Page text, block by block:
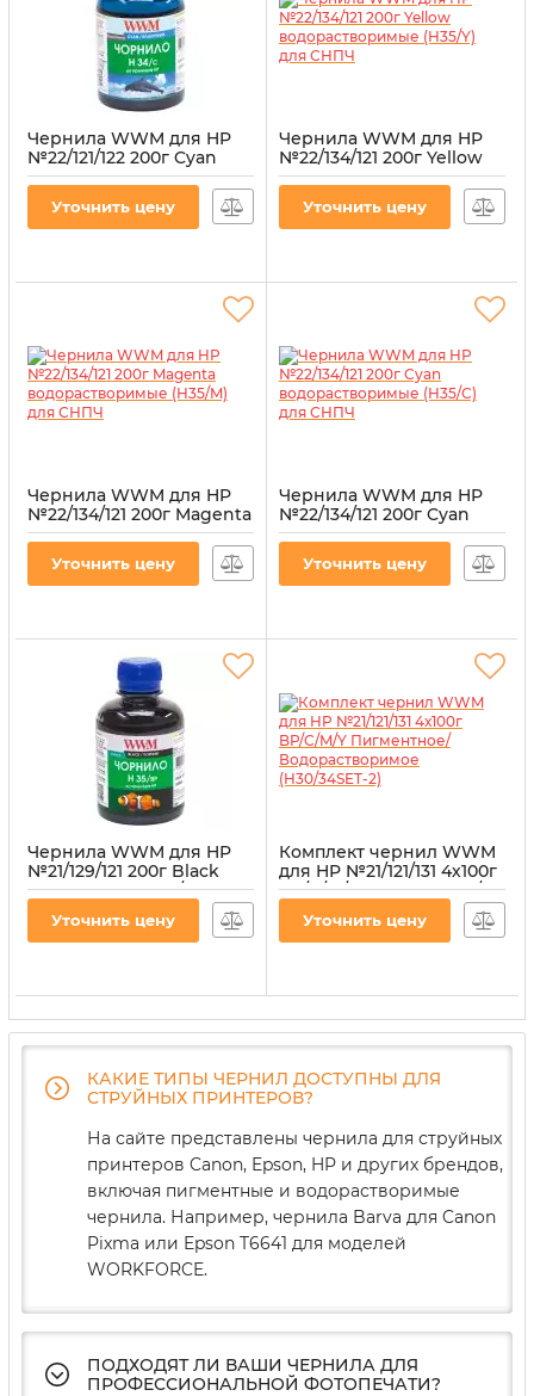
Чернила WWM для HP
№22/121/122 200г Cyan
водорастворимые
Уточнить цену
Чернила WWM для HP
№22/134/121 200г Yellow
водорастворимые
Уточнить цену
Чернила WWM для HP
№22/134/121 200г Magenta
водорастворимые
Уточнить цену
Чернила WWM для HP
№22/134/121 200г Cyan
водорастворимые
Уточнить цену
Чернила WWM для HP
№21/129/121 200г Black
пигментная (H35/BP) для
Уточнить цену
Комплект чернил WWM
для HP №21/121/131 4х100г
BP/C/M/Y Пигментное/
(H30/34SET-2)
Уточнить цену
КАКИЕ ТИПЫ ЧЕРНИЛ ДОСТУПНЫ ДЛЯ
СТРУЙНЫХ ПРИНТЕРОВ?
На сайте представлены чернила для струйных
принтеров Canon, Epson, HP и других брендов,
включая пигментные и водорастворимые
чернила. Например, чернила Barva для Canon
Pixma или Epson T6641 для моделей
WORKFORCE.
ПОДХОДЯТ ЛИ ВАШИ ЧЕРНИЛА ДЛЯ
ПРОФЕССИОНАЛЬНОЙ ФОТОПЕЧАТИ?